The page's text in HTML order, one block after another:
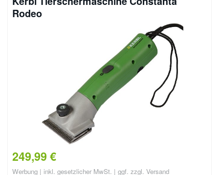
Rodeo
249,99 €
Werbung | inkl. gesetzlicher MwSt. | ggf. zzgl. Versand